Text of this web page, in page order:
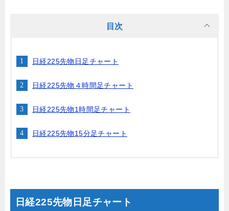
目次
日経225先物日足チャート
日経225先物４時間足チャート
日経225先物1時間足チャート
日経225先物15分足チャート
日経225先物日足チャート